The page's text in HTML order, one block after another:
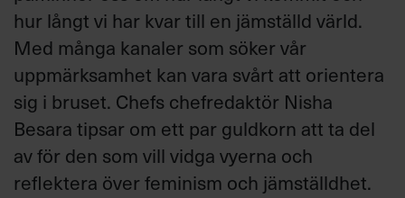
Annonsera
Om oss
Kontakta oss
Kundservice
Villkor och policy för
personuppgiftsbehandling
hur långt vi har kvar till en jämställd värld.
Med många kanaler som söker vår
uppmärksamhet kan vara svårt att orientera
sig i bruset. Chefs chefredaktör Nisha
Besara tipsar om ett par guldkorn att ta del
av för den som vill vidga vyerna och
reflektera över feminism och jämställdhet.